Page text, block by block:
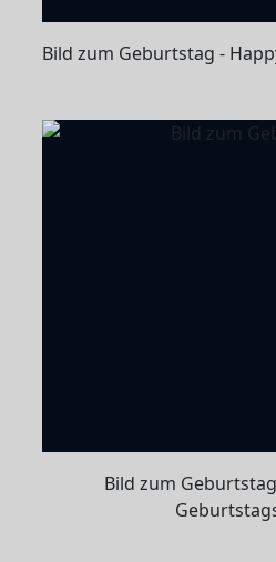
Bild zum Geburtstag -
Bild zum